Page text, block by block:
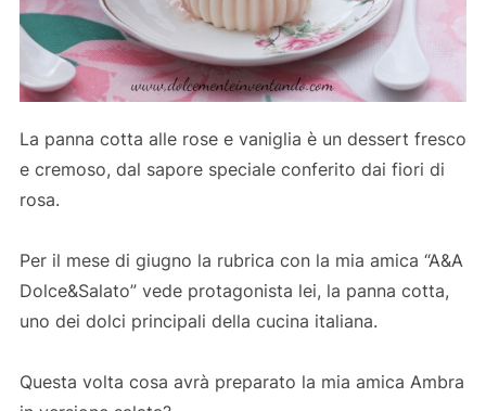
La panna cotta alle rose e vaniglia è un dessert fresco
e cremoso, dal sapore speciale conferito dai fiori di
rosa.
Per il mese di giugno la rubrica con la mia amica “A&A
Dolce&Salato” vede protagonista lei, la panna cotta,
uno dei dolci principali della cucina italiana.
Questa volta cosa avrà preparato la mia amica Ambra